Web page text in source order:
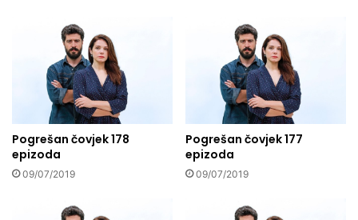
Pogrešan čovjek 178
epizoda
09/07/2019
Pogrešan čovjek 177
epizoda
09/07/2019